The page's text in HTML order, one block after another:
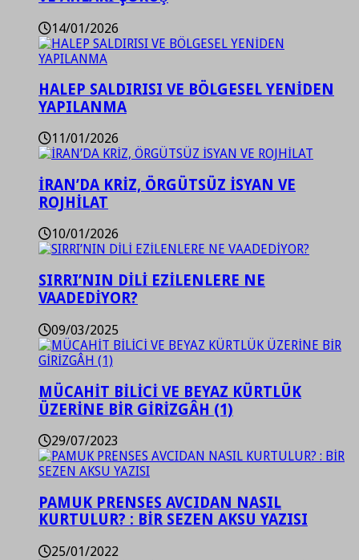
14/01/2026
HALEP SALDIRISI VE BÖLGESEL YENİDEN
YAPILANMA
11/01/2026
İRAN’DA KRİZ, ÖRGÜTSÜZ İSYAN VE
ROJHİLAT
10/01/2026
SIRRI’NIN DİLİ EZİLENLERE NE
VAADEDİYOR?
09/03/2025
MÜCAHİT BİLİCİ VE BEYAZ KÜRTLÜK
ÜZERİNE BİR GİRİZGÂH (1)
29/07/2023
PAMUK PRENSES AVCIDAN NASIL
KURTULUR? : BİR SEZEN AKSU YAZISI
25/01/2022